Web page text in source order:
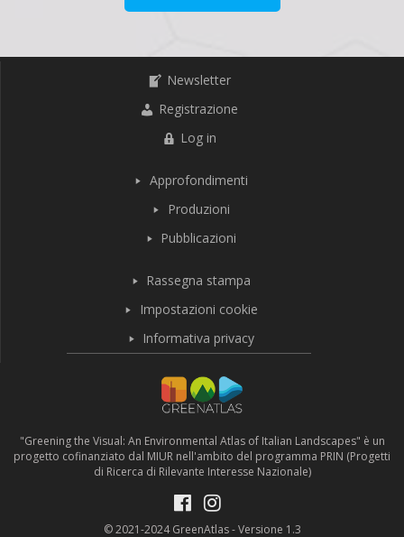
Newsletter
Registrazione
Log in
Approfondimenti
Produzioni
Pubblicazioni
Rassegna stampa
Impostazioni cookie
Informativa privacy
"Greening the Visual: An Environmental Atlas of Italian Landscapes" è un
progetto cofinanziato dal MIUR nell'ambito del programma PRIN (Progetti
di Ricerca di Rilevante Interesse Nazionale)
© 2021-2024 GreenAtlas - Versione 1.3